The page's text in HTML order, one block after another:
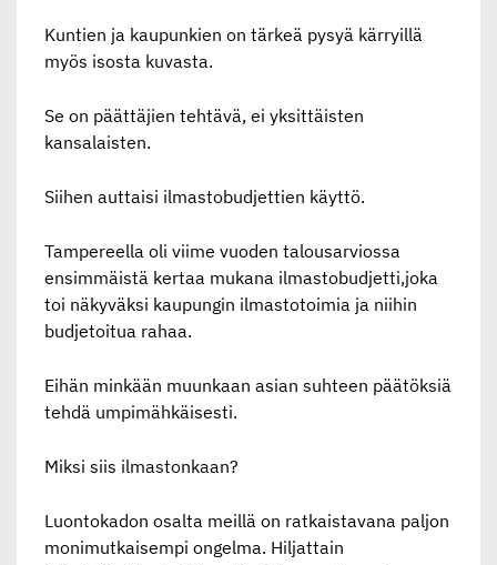
Kuntien ja kaupunkien on tärkeä pysyä kärryillä
myös isosta kuvasta.
Se on päättäjien tehtävä, ei yksittäisten
kansalaisten.
Siihen auttaisi ilmastobudjettien käyttö.
Tampereella oli viime vuoden talousarviossa
ensimmäistä kertaa mukana ilmastobudjetti,joka
toi näkyväksi kaupungin ilmastotoimia ja niihin
budjetoitua rahaa.
Eihän minkään muunkaan asian suhteen päätöksiä
tehdä umpimähkäisesti.
Miksi siis ilmastonkaan?
Luontokadon osalta meillä on ratkaistavana paljon
monimutkaisempi ongelma. Hiljattain